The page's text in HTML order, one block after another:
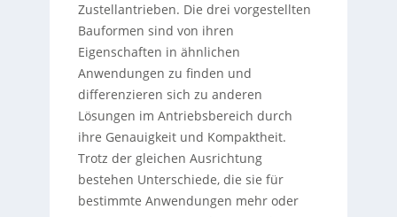
Zustellantrieben. Die drei vorgestellten
Bauformen sind von ihren
Eigenschaften in ähnlichen
Anwendungen zu finden und
differenzieren sich zu anderen
Lösungen im Antriebsbereich durch
ihre Genauigkeit und Kompaktheit.
Trotz der gleichen Ausrichtung
bestehen Unterschiede, die sie für
bestimmte Anwendungen mehr oder